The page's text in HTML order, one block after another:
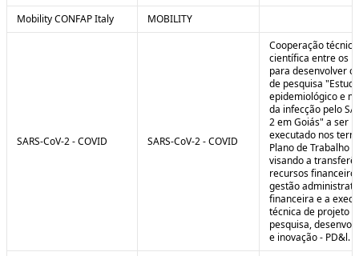
Mobility CONFAP Italy
MOBILITY
SARS-CoV-2 - COVID SARS-CoV-2 - COVID
Cooperação
científica entre os
para desenvolver o
de pesquisa "Estudo
epidemiológico e
da infecção pelo
2 em Goiás" a ser
executado nos
Plano de Trabalho
visando a
recursos
gestão
financeira e a
técnica de projeto
pesquisa,
e inovação - PD&l.